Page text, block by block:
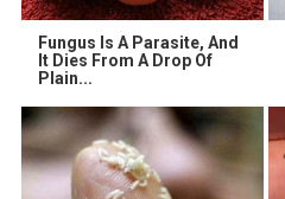
Fungus Is A Parasite, And
It Dies From A Drop Of
Plain...